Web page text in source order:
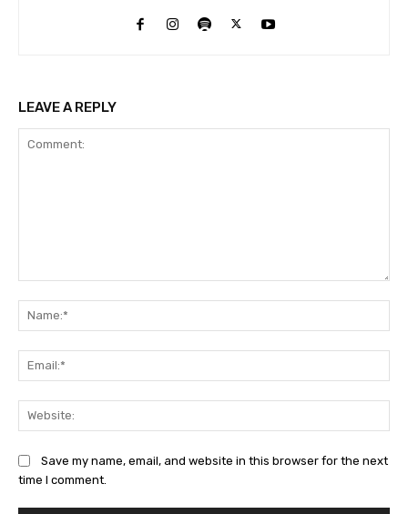
LEAVE A REPLY
Save my name, email, and website in this browser for the next
time I comment.